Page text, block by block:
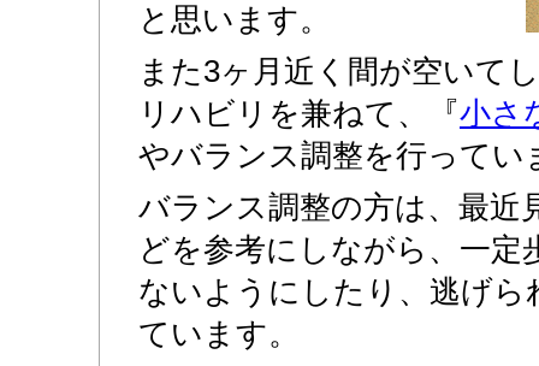
と思います。
また3ヶ月近く間が空いて
リハビリを兼ねて、『小さ
やバランス調整を行ってい
バランス調整の方は、最近
どを参考にしながら、一
ないようにしたり、逃げら
ています。